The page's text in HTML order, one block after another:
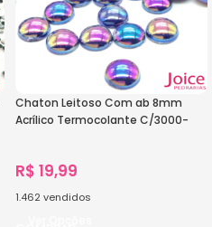
Chaton Leitoso Com ab 8mm
Acrílico Termocolante C/3000-
R$ 19,99
1.462 vendidos